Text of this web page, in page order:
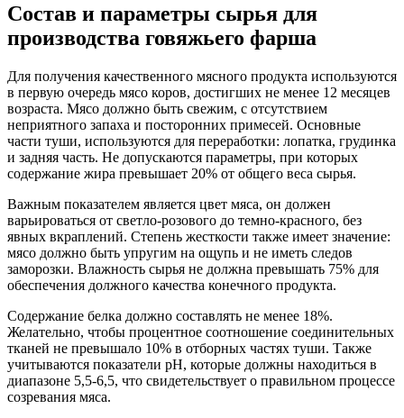
Состав и параметры сырья для
производства говяжьего фарша
Для получения качественного мясного продукта используются
в первую очередь мясо коров, достигших не менее 12 месяцев
возраста. Мясо должно быть свежим, с отсутствием
неприятного запаха и посторонних примесей. Основные
части туши, используются для переработки: лопатка, грудинка
и задняя часть. Не допускаются параметры, при которых
содержание жира превышает 20% от общего веса сырья.
Важным показателем является цвет мяса, он должен
варьироваться от светло-розового до темно-красного, без
явных вкраплений. Степень жесткости также имеет значение:
мясо должно быть упругим на ощупь и не иметь следов
заморозки. Влажность сырья не должна превышать 75% для
обеспечения должного качества конечного продукта.
Содержание белка должно составлять не менее 18%.
Желательно, чтобы процентное соотношение соединительных
тканей не превышало 10% в отборных частях туши. Также
учитываются показатели pH, которые должны находиться в
диапазоне 5,5-6,5, что свидетельствует о правильном процессе
созревания мяса.